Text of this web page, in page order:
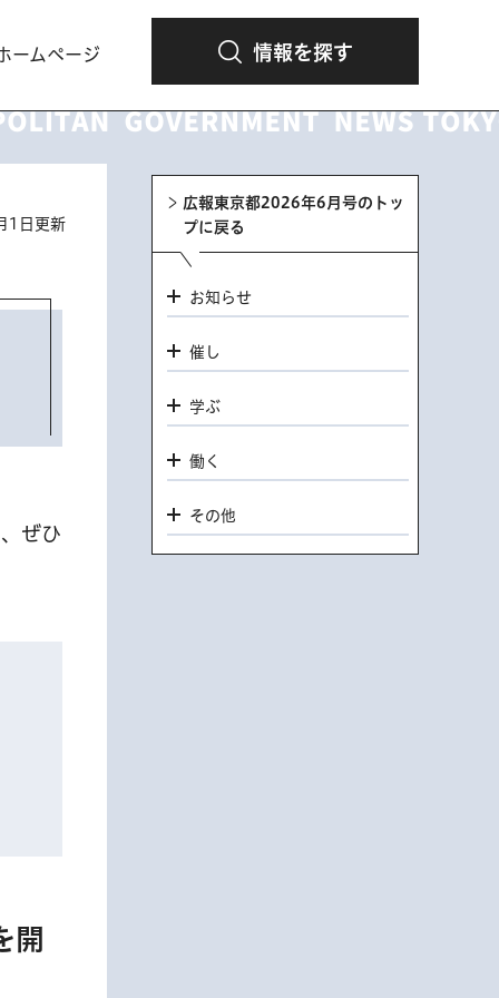
ームページ 情報を探す
1日更新
ぜひ
開
広報東京都2026年6月号のトッ
プに戻る
お知らせ
催し
学ぶ
働く
その他